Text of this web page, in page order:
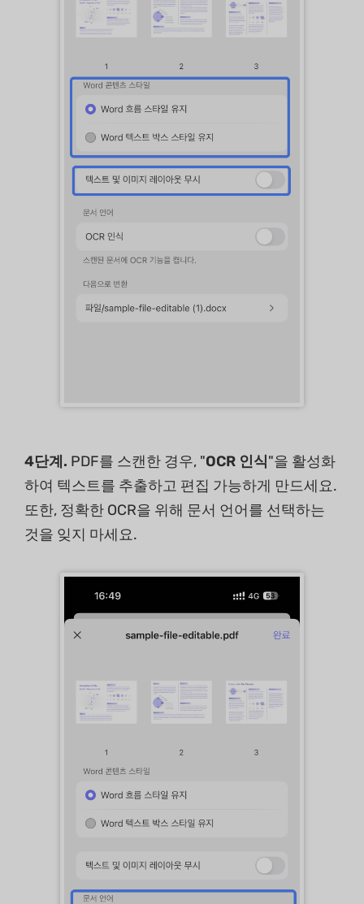
4단계. PDF를 스캔한 경우, "OCR 인식"을 활성화
하여 텍스트를 추출하고 편집 가능하게 만드세요.
또한, 정확한 OCR을 위해 문서 언어를 선택하는
것을 잊지 마세요.